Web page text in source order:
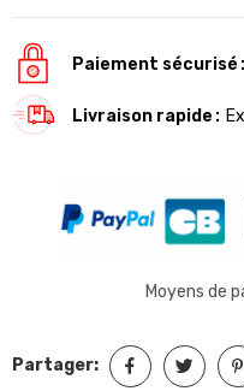
Paiement sécurisé
Livraison rapide
Moyens de
Partager: